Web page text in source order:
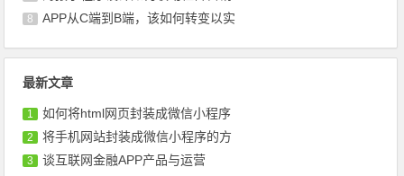
8 APP从C端到B端，该如何转变以实
最新文章
1 如何将html网页封装成微信小程序
2 将手机网站封装成微信小程序的方
3 谈互联网金融APP产品与运营